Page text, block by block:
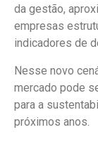
da gestão,
empresas
indicadores de
Nesse novo
mercado pode
para a
próximos anos.